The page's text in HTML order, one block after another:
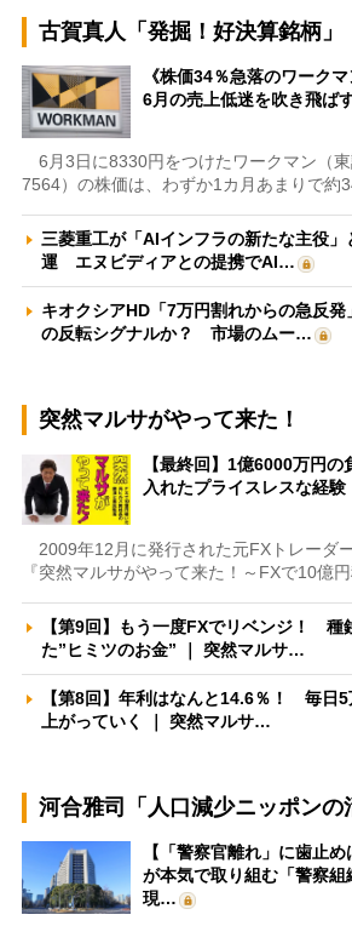
古賀真人「発掘！好決算銘柄」
《株価34％急落のワーク
6月の売上低迷を吹き飛ば
6月3日に8330円をつけたワークマン（東
7564）の株価は、わずか1カ月あまりで約
三菱重工が「AIインフラの新たな主役
運 エヌビディアとの提携でAI…
キオクシアHD「7万円割れからの急反
の反転シグナルか？ 市場のムー…
突然マルサがやって来た！
【最終回】1億6000万円
入れたプライスレスな経
2009年12月に発行された元FXトレーダ
『突然マルサがやって来た！～FXで10億
【第9回】もう一度FXでリベンジ！ 種
た”ヒミツのお金” ｜ 突然マルサ…
【第8回】年利はなんと14.6％！ 毎日
上がっていく ｜ 突然マルサ…
河合雅司「人口減少ニッポンの
【「警察官離れ」に歯止
が本気で取り組む「警察
現…